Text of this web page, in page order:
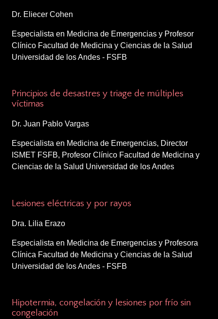
Dr. Eliecer Cohen
Especialista en Medicina de Emergencias y Profesor
Clínico Facultad de Medicina y Ciencias de la Salud
Universidad de los Andes - FSFB
Principios de desastres y triage de múltiples
víctimas
Dr. Juan Pablo Vargas
Especialista en Medicina de Emergencias, Director
ISMET FSFB, Profesor Clínico Facultad de Medicina y
Ciencias de la Salud Universidad de los Andes
Lesiones eléctricas y por rayos
Dra. Lilia Erazo
Especialista en Medicina de Emergencias y Profesora
Clínica Facultad de Medicina y Ciencias de la Salud
Universidad de los Andes - FSFB
Hipotermia, congelación y lesiones por frío sin
congelación